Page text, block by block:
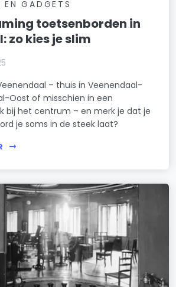
GADGETS
toetsenborden in
zo kies je slim
– thuis in Veenendaal-
Oost of misschien in een
bij het centrum – en merk je dat je
je soms in de steek laat?